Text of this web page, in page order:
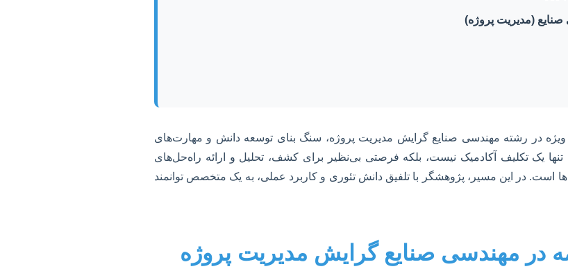
ویژه در رشته مهندسی صنایع گرایش مدیریت پروژه، سنگ بنای توسعه دانش و مهارت‌های
یک تکلیف آکادمیک نیست، بلکه فرصتی بی‌نظیر برای کشف، تحلیل و ارائه راه‌حل‌های
است. در این مسیر، پژوهشگر با تلفیق دانش تئوری و کاربرد عملی، به یک متخصص توانمند
در مهندسی صنایع گرایش مدیریت پروژه